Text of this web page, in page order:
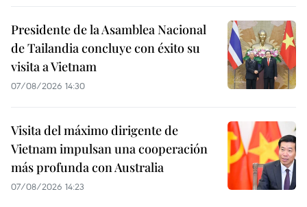
Presidente de la Asamblea Nacional
de Tailandia concluye con éxito su
visita a Vietnam
07/08/2026 14:30
Visita del máximo dirigente de
Vietnam impulsan una cooperación
más profunda con Australia
07/08/2026 14:23